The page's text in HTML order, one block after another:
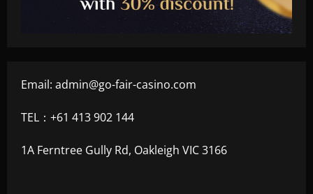
Email: admin@go-fair-casino.com
TEL：+61 413 902 144
1A Ferntree Gully Rd, Oakleigh VIC 3166